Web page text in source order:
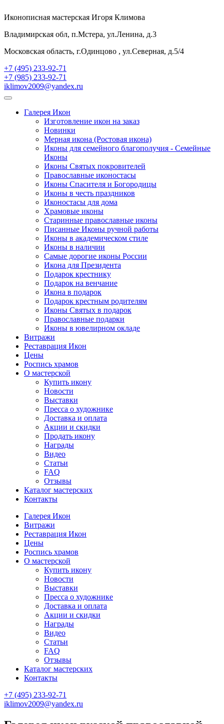
Иконописная мастерская Игоря Климова
Владимирская обл, п.Мстера, ул.Ленина, д.3
Московская область, г.Одинцово , ул.Северная, д.5/4
+7 (495) 233-92-71
+7 (985) 233-92-71
iklimov2009@yandex.ru
Галерея Икон
Изготовление икон на заказ
Новинки
Мерная икона (Ростовая икона)
Иконы для семейного благополучия - Семейные
Иконы
Иконы Святых покровителей
Православные иконостасы
Иконы Спасителя и Богородицы
Иконы в честь праздников
Иконостасы для дома
Храмовые иконы
Старинные православные иконы
Писанные Иконы ручной работы
Иконы в академическом стиле
Иконы в наличии
Самые дорогие иконы России
Икона для Президента
Подарок крестнику
Подарок на венчание
Икона в подарок
Подарок крестным родителям
Иконы Святых в подарок
Православные подарки
Иконы в ювелирном окладе
Витражи
Реставрация Икон
Цены
Роспись храмов
О мастерской
Купить икону
Новости
Выставки
Пресса о художнике
Доставка и оплата
Акции и скидки
Продать икону
Награды
Видео
Статьи
FAQ
Отзывы
Каталог мастерских
Контакты
Галерея Икон
Витражи
Реставрация Икон
Цены
Роспись храмов
О мастерской
Купить икону
Новости
Выставки
Пресса о художнике
Доставка и оплата
Акции и скидки
Награды
Видео
Статьи
FAQ
Отзывы
Каталог мастерских
Контакты
+7 (495) 233-92-71
iklimov2009@yandex.ru